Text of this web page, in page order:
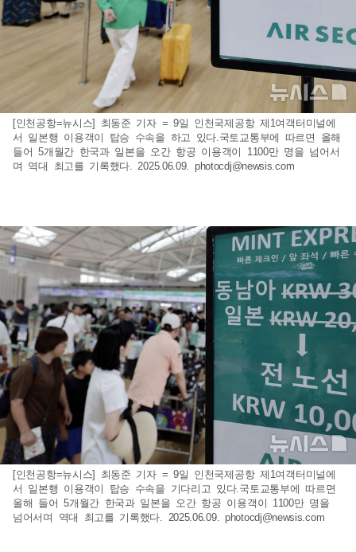
[인천공항=뉴시스] 최동준 기자 = 9일 인천국제공항 제1여객터미널에
서 일본행 이용객이 탑승 수속을 하고 있다.국토교통부에 따르면 올해
들어 5개월간 한국과 일본을 오간 항공 이용객이 1100만 명을 넘어서
며 역대 최고를 기록했다. 2025.06.09. photocdj@newsis.com
[인천공항=뉴시스] 최동준 기자 = 9일 인천국제공항 제1여객터미널에
서 일본행 이용객이 탑승 수속을 기다리고 있다.국토교통부에 따르면
올해 들어 5개월간 한국과 일본을 오간 항공 이용객이 1100만 명을
넘어서며 역대 최고를 기록했다. 2025.06.09. photocdj@newsis.com